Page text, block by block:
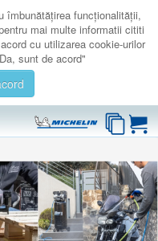
îmbunătăţirea funcţionalităţii,
mai multe informatii cititi
cu utilizarea cookie-urilor
sunt de acord"